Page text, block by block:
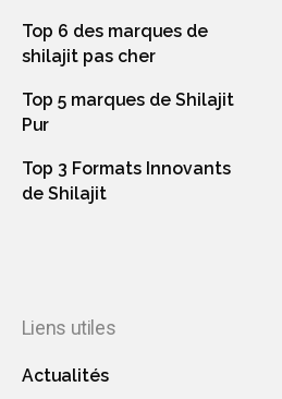
Top 6 des marques de
shilajit pas cher
Top 5 marques de Shilajit
Pur
Top 3 Formats Innovants
de Shilajit
Liens utiles
Actualités